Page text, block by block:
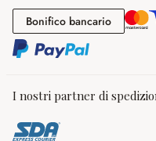
Bonifico bancarioBonifico
I nostri partner di